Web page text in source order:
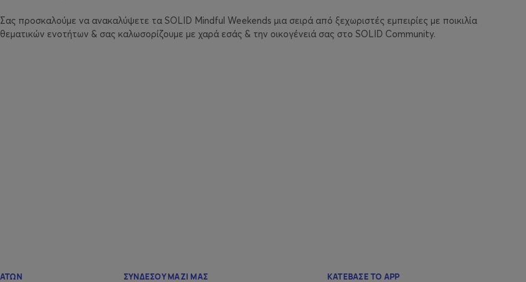
Σας προσκαλούμε να ανακαλύψετε τα SOLID Mindful Weekends μια σειρά από ξεχωριστές εμπειρίες με ποικιλία
θεματικών ενοτήτων & σας καλωσορίζουμε με χαρά εσάς & την οικογένειά σας στο SOLID Community.